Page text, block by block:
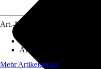
Art.-Nr.
Artikeltyp
Mehr Artikeldetails